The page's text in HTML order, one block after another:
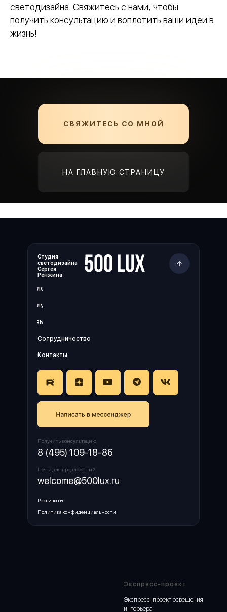
светодизайна. Свяжитесь с нами, чтобы
получить консультацию и воплотить ваши идеи в
жизнь!
НА ГЛАВНУЮ СТРАНИЦУ
СВЯЖИТЕСЬ СО МНОЙ
Политика конфиденциальности
8 (495) 109-18-86
Реквизиты
welcome@500lux.ru
Получить консультацию
Почта для предложений
Студия
светодизайна
Сергея
Ренжина
Блог
Услуги
Отзывы
Сотрудничество
Контакты
Экспресс-проект
Экспресс-проект освещения
интерьера